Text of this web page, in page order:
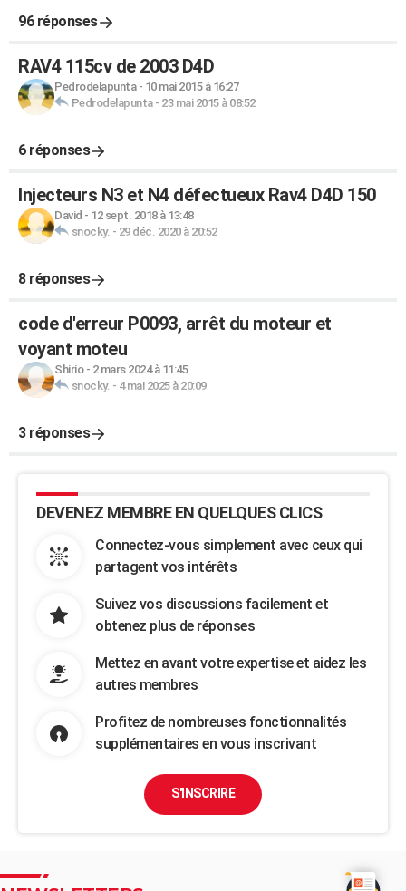
96 réponses
RAV4 115cv de 2003 D4D
Pedrodelapunta- 10 mai 2015 à 16:27
Pedrodelapunta- 23 mai 2015 à 08:52
6 réponses
Injecteurs N3 et N4 défectueux Rav4 D4D 150
David - 12 sept. 2018 à 13:48
snocky. - 29 déc. 2020 à 20:52
8 réponses
code d'erreur P0093, arrêt du moteur et
voyant moteu
Shirio- 2 mars 2024 à 11:45
snocky. - 4 mai 2025 à 20:09
3 réponses
DEVENEZ MEMBRE EN QUELQUES CLICS
Connectez-vous simplement avec ceux qui
partagent vos intérêts
Suivez vos discussions facilement et
obtenez plus de réponses
Mettez en avant votre expertise et aidez les
autres membres
Profitez de nombreuses fonctionnalités
supplémentaires en vous inscrivant
S'INSCRIRE